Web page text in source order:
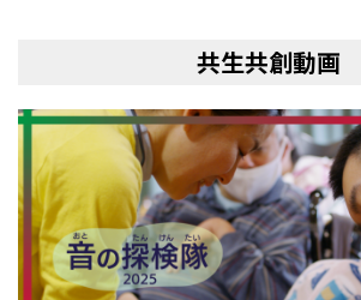
共生共創動画